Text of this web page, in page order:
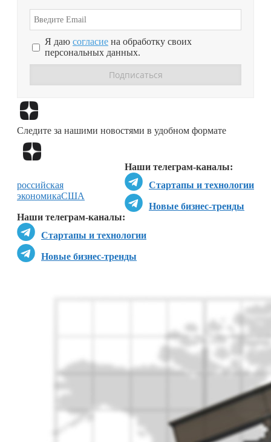
Я даю согласие на обработку своих
персональных данных.
Следите за нашими новостями в удобном формате
Наши телеграм-каналы:
Стартапы и технологии
Новые бизнес-тренды
Наши телеграм-каналы:
Стартапы и технологии
Новые бизнес-тренды
российская
экономикаСША